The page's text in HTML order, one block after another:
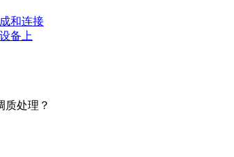
和连接
备上
理？